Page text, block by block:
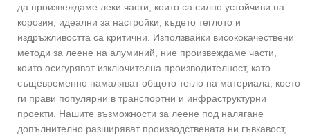
да произвеждаме леки части, които са силно устойчиви на
корозия, идеални за настройки, където теглото и
издръжливостта са критични. Използвайки висококачествени
методи за леене на алуминий, ние произвеждаме части,
които осигуряват изключителна производителност, като
същевременно намаляват общото тегло на материала, което
ги прави популярни в транспортни и инфраструктурни
проекти. Нашите възможности за леене под налягане
допълнително разширяват производствената ни гъвкавост,